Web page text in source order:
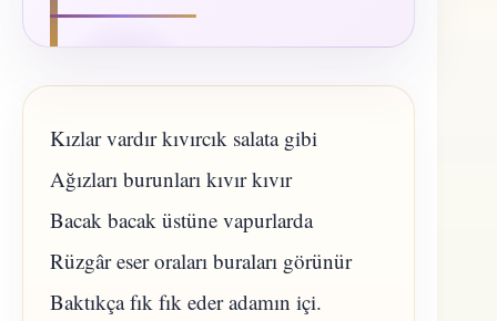
Kızlar vardır kıvırcık salata gibi
Ağızları burunları kıvır kıvır
Bacak bacak üstüne vapurlarda
Rüzgâr eser oraları buraları görünür
Baktıkça fık fık eder adamın içi.